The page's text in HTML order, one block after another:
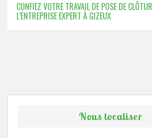
CONFIEZ VOTRE TRAVAIL DE POSE DE
L’ENTREPRISE EXPERT À GIZEUX
Nous localiser